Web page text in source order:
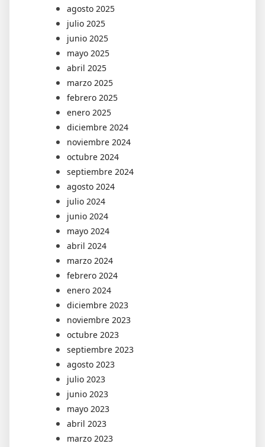
agosto 2025
julio 2025
junio 2025
mayo 2025
abril 2025
marzo 2025
febrero 2025
enero 2025
diciembre 2024
noviembre 2024
octubre 2024
septiembre 2024
agosto 2024
julio 2024
junio 2024
mayo 2024
abril 2024
marzo 2024
febrero 2024
enero 2024
diciembre 2023
noviembre 2023
octubre 2023
septiembre 2023
agosto 2023
julio 2023
junio 2023
mayo 2023
abril 2023
marzo 2023